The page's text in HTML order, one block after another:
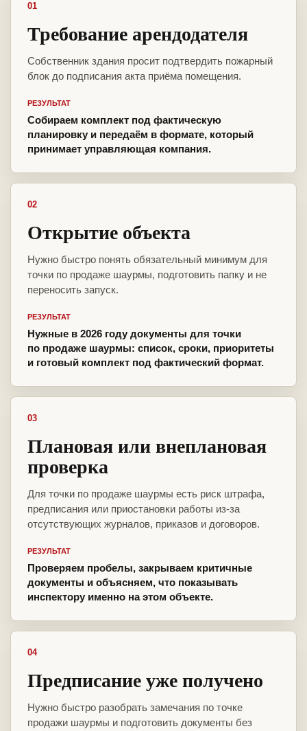
01
Требование арендодателя
Собственник здания просит подтвердить пожарный
блок до подписания акта приёма помещения.
РЕЗУЛЬТАТ
Собираем комплект под фактическую
планировку и передаём в формате, который
принимает управляющая компания.
02
Открытие объекта
Нужно быстро понять обязательный минимум для
точки по продаже шаурмы, подготовить папку и не
переносить запуск.
РЕЗУЛЬТАТ
Нужные в 2026 году документы для точки
по продаже шаурмы: список, сроки, приоритеты
и готовый комплект под фактический формат.
03
Плановая или внеплановая
проверка
Для точки по продаже шаурмы есть риск штрафа,
предписания или приостановки работы из-за
отсутствующих журналов, приказов и договоров.
РЕЗУЛЬТАТ
Проверяем пробелы, закрываем критичные
документы и объясняем, что показывать
инспектору именно на этом объекте.
04
Предписание уже получено
Нужно быстро разобрать замечания по точке
продажи шаурмы и подготовить документы без